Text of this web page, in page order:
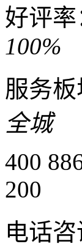
好评率
100%
服务板
全城
400
200
电话咨